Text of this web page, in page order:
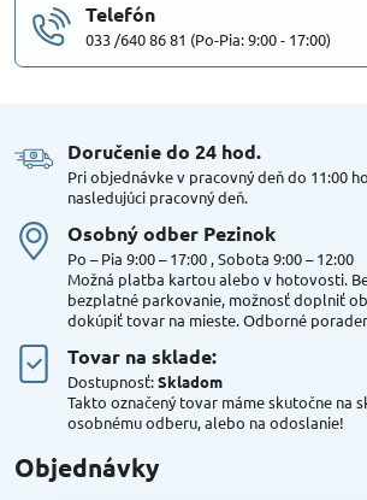
Telefón
033 /640 86 81 (Po-Pia: 9:00 - 17:00)
Doručenie do 24 hod​.
Pri objednávke v pracovný deň do 11:00
nasledujúci pracovný deň.
Osobný odber Pezinok
Po – Pia 9:00 – 17:00 , Sobota 9:00 – 12:00
Možná platba kartou alebo v hotovosti.
bezplatné parkovanie, možnosť doplniť
dokúpiť tovar na mieste. Odborné
Tovar na sklade:
Dostupnosť:Skladom
Takto označený tovar máme skutočne na
osobnému odberu, alebo na odoslanie!
Objednávky